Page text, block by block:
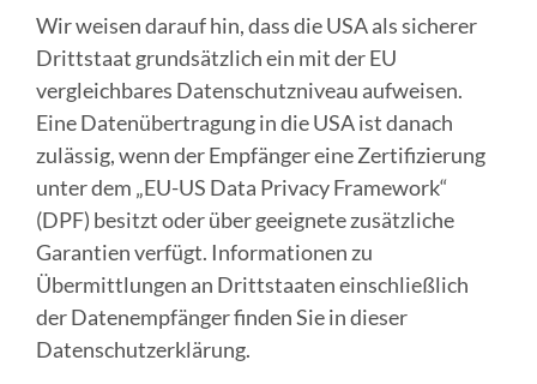
Wir weisen darauf hin, dass die USA als sicherer
Drittstaat grundsätzlich ein mit der EU
vergleichbares Datenschutzniveau aufweisen.
Eine Datenübertragung in die USA ist danach
zulässig, wenn der Empfänger eine Zertifizierung
unter dem „EU-US Data Privacy Framework“
(DPF) besitzt oder über geeignete zusätzliche
Garantien verfügt. Informationen zu
Übermittlungen an Drittstaaten einschließlich
der Datenempfänger finden Sie in dieser
Datenschutzerklärung.